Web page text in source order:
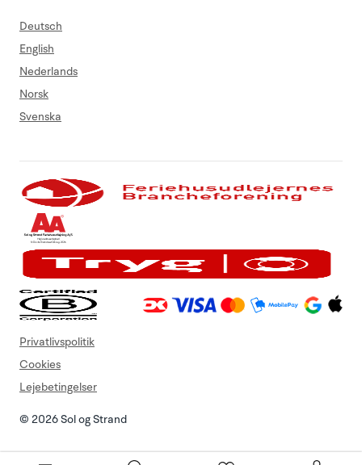
Deutsch
English
Nederlands
Norsk
Svenska
© 2026 Sol og Strand
Privatlivspolitik
Cookies
Lejebetingelser